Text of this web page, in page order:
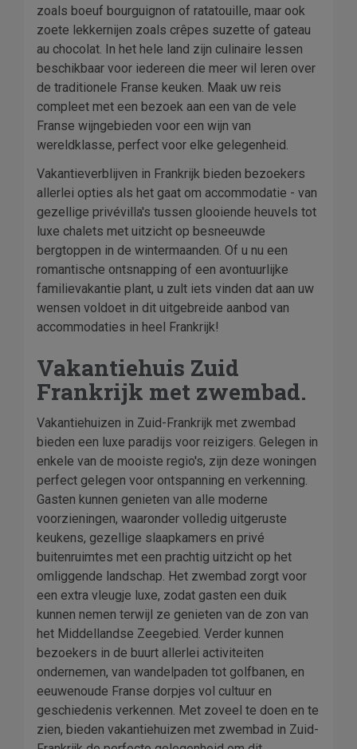
zoals boeuf bourguignon of ratatouille, maar ook
zoete lekkernijen zoals crêpes suzette of gateau
au chocolat. In het hele land zijn culinaire lessen
beschikbaar voor iedereen die meer wil leren over
de traditionele Franse keuken. Maak uw reis
compleet met een bezoek aan een van de vele
Franse wijngebieden voor een wijn van
wereldklasse, perfect voor elke gelegenheid.
Vakantieverblijven in Frankrijk bieden bezoekers
allerlei opties als het gaat om accommodatie - van
gezellige privévilla's tussen glooiende heuvels tot
luxe chalets met uitzicht op besneeuwde
bergtoppen in de wintermaanden. Of u nu een
romantische ontsnapping of een avontuurlijke
familievakantie plant, u zult iets vinden dat aan uw
wensen voldoet in dit uitgebreide aanbod van
accommodaties in heel Frankrijk!
Vakantiehuis Zuid
Frankrijk met zwembad.
Vakantiehuizen in Zuid-Frankrijk met zwembad
bieden een luxe paradijs voor reizigers. Gelegen in
enkele van de mooiste regio's, zijn deze woningen
perfect gelegen voor ontspanning en verkenning.
Gasten kunnen genieten van alle moderne
voorzieningen, waaronder volledig uitgeruste
keukens, gezellige slaapkamers en privé
buitenruimtes met een prachtig uitzicht op het
omliggende landschap. Het zwembad zorgt voor
een extra vleugje luxe, zodat gasten een duik
kunnen nemen terwijl ze genieten van de zon van
het Middellandse Zeegebied. Verder kunnen
bezoekers in de buurt allerlei activiteiten
ondernemen, van wandelpaden tot golfbanen, en
eeuwenoude Franse dorpjes vol cultuur en
geschiedenis verkennen. Met zoveel te doen en te
zien, bieden vakantiehuizen met zwembad in Zuid-